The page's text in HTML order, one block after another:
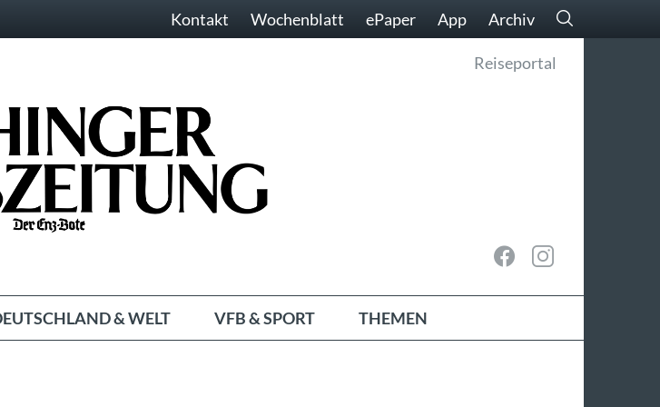
Kontakt Wochenblatt ePaper App Archiv
Reiseportal
& WELT VFB & SPORT THEMEN